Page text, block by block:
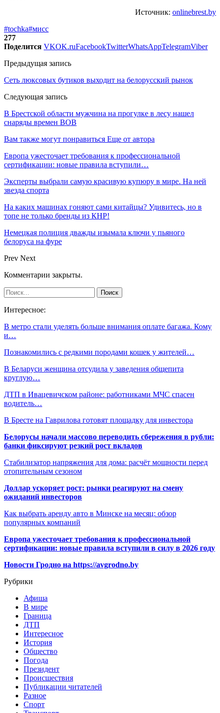
Источник: onlinebrest.by
#tochka#мисс
277
Поделится VKOK.ruFacebookTwitterWhatsAppTelegramViber
Предыдущая запись
Сеть люксовых бутиков выходит на белорусский рынок
Следующая запись
В Брестской области мужчина на прогулке в лесу нашел
снаряды времен ВОВ
Вам также могут понравиться Еще от автора
Европа ужесточает требования к профессиональной
сертификации: новые правила вступили…
Эксперты выбрали самую красивую купюру в мире. На ней
звезда спорта
На каких машинах гоняют сами китайцы? Удивитесь, но в
топе не только бренды из КНР!
Немецкая полиция дважды изымала ключи у пьяного
белоруса на фуре
Prev Next
Комментарии закрыты.
Интересное:
В метро стали уделять больше внимания оплате багажа. Кому
и…
Познакомились с редкими породами кошек у жителей…
В Беларуси женщина отсудила у заведения общепита
круглую…
ДТП в Ивацевичском районе: работниками МЧС спасен
водитель…
В Бресте на Гаврилова готовят площадку для инвестора
Белорусы начали массово переводить сбережения в рубли:
банки фиксируют резкий рост вкладов
Стабилизатор напряжения для дома: расчёт мощности перед
отопительным сезоном
Доллар ускоряет рост: рынки реагируют на смену
ожиданий инвесторов
Как выбрать аренду авто в Минске на месяц: обзор
популярных компаний
Европа ужесточает требования к профессиональной
сертификации: новые правила вступили в силу в 2026 году
Новости Гродно на https://avgrodno.by
Рубрики
Афиша
В мире
Граница
ДТП
Интересное
История
Общество
Погода
Президент
Происшествия
Публикации читателей
Разное
Спорт